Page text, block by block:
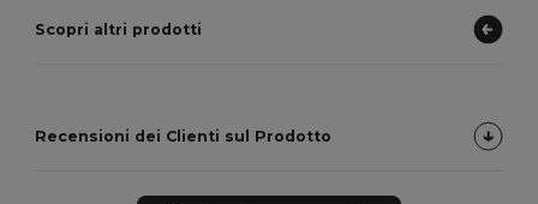
Scopri altri prodotti
Recensioni dei Clienti sul Prodotto